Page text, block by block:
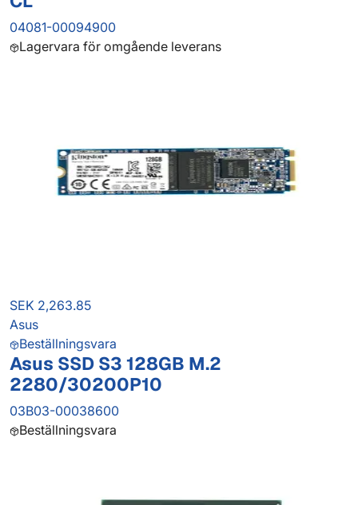
04081-00094900
Lagervara för omgående leverans
SEK 2,263.85
Asus
Beställningsvara
Asus SSD S3 128GB M.2
2280/30200P10
03B03-00038600
Beställningsvara